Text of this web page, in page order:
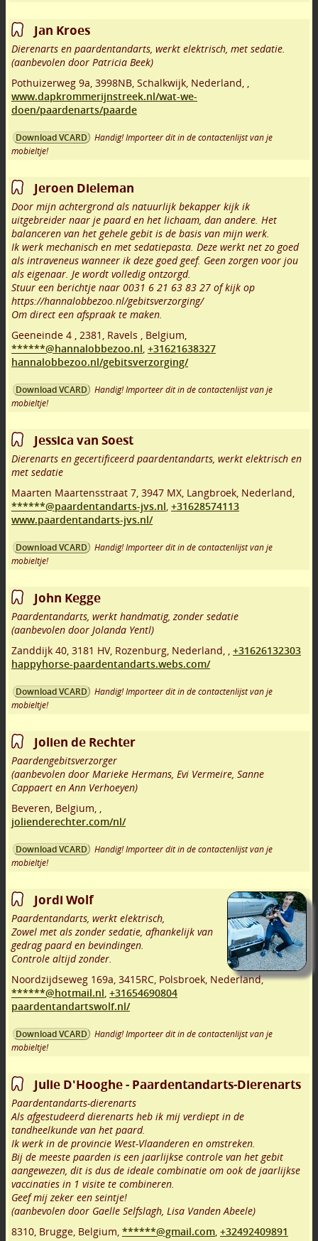
Jan Kroes
Dierenarts en paardentandarts, werkt elektrisch, met sedatie.
(aanbevolen door Patricia Beek)
Pothuizerweg 9a 3998NB Schalkwijk Nederland,
www.dapkrommerijnstreek.nl/wat-we-
doen/paardenarts/paarde
Download VCARD
Handig! Importeer dit in de contactenlijst van je
mobieltje!
Jeroen Dieleman
Door mijn achtergrond als natuurlijk bekapper kijk ik
uitgebreider naar je paard en het lichaam, dan andere. Het
balanceren van het gehele gebit is de basis van mijn werk.
Ik werk mechanisch en met sedatiepasta. Deze werkt net zo goed
als intraveneus wanneer ik deze goed geef. Geen zorgen voor jou
als eigenaar. Je wordt volledig ontzorgd.
Stuur een berichtje naar 0031 6 21 63 83 27 of kijk op
https://hannalobbezoo.nl/gebitsverzorging/
Om direct een afspraak te maken.
Geeneinde 4
2381 Ravels
Belgium,
******@hannalobbezoo.nl +31621638327
hannalobbezoo.nl/gebitsverzorging/
Download VCARD
Handig! Importeer dit in de contactenlijst van je
mobieltje!
Jessica van Soest
Dierenarts en gecertificeerd paardentandarts, werkt elektrisch en
met sedatie
Maarten Maartensstraat 7 3947 MX Langbroek Nederland,
******@paardentandarts-jvs.nl +31628574113
www.paardentandarts-jvs.nl/
Download VCARD
Handig! Importeer dit in de contactenlijst van je
mobieltje!
John Kegge
Paardentandarts, werkt handmatig, zonder sedatie
(aanbevolen door Jolanda Yentl)
Zanddijk 40 3181 HV, Rozenburg Nederland,
+31626132303
happyhorse-paardentandarts.webs.com/
Download VCARD
Handig! Importeer dit in de contactenlijst van je
mobieltje!
Jolien de Rechter
Paardengebitsverzorger
(aanbevolen door Marieke Hermans, Evi Vermeire, Sanne
Cappaert en Ann Verhoeyen)
Beveren Belgium,
jolienderechter.com/nl/
Download VCARD
Handig! Importeer dit in de contactenlijst van je
mobieltje!
Jordi Wolf
Paardentandarts, werkt elektrisch,
Zowel met als zonder sedatie, afhankelijk van
gedrag paard en bevindingen.
Controle altijd zonder.
Noordzijdseweg 169a 3415RC Polsbroek Nederland,
******@hotmail.nl +31654690804
paardentandartswolf.nl/
Download VCARD
Handig! Importeer dit in de contactenlijst van je
mobieltje!
Julie D'Hooghe - Paardentandarts-Dierenarts
Paardentandarts-dierenarts
Als afgestudeerd dierenarts heb ik mij verdiept in de
tandheelkunde van het paard.
Ik werk in de provincie West-Vlaanderen en omstreken.
Bij de meeste paarden is een jaarlijkse controle van het gebit
aangewezen, dit is dus de ideale combinatie om ook de jaarlijkse
vaccinaties in 1 visite te combineren.
Geef mij zeker een seintje!
(aanbevolen door Gaelle Selfslagh, Lisa Vanden Abeele)
8310 Brugge Belgium, ******@gmail.com +32492409891